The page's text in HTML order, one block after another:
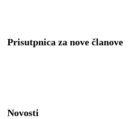
Prisutpnica za nove članove
Novosti